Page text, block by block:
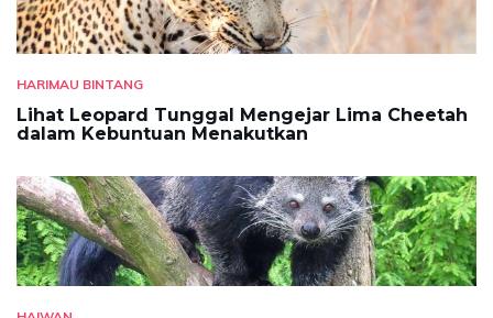
HARIMAU BINTANG
Lihat Leopard Tunggal Mengejar Lima Cheetah
dalam Kebuntuan Menakutkan